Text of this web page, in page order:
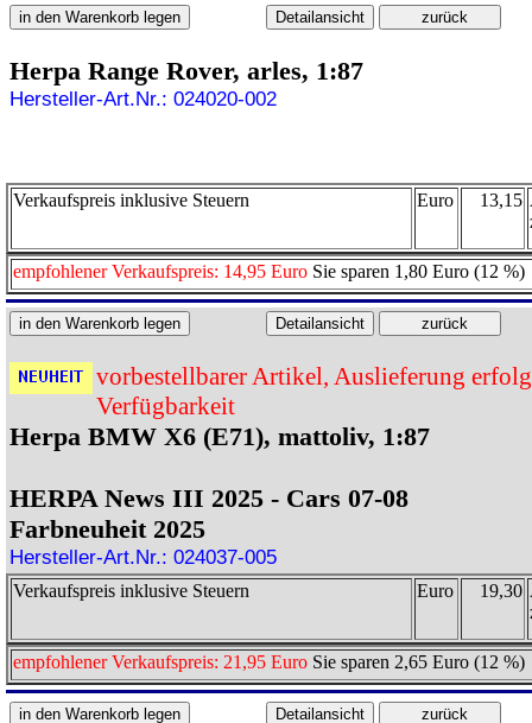
Herpa Range Rover, arles, 1:87
Hersteller-Art.Nr.: 024020-002
Verkaufspreis inklusive Steuern Euro 13,15
empfohlener Verkaufspreis: 14,95 Euro Sie sparen 1,80 Euro (12 %)
vorbestellbarer Artikel, Auslieferung
Verfügbarkeit
Herpa BMW X6 (E71), mattoliv, 1:87
HERPA News III 2025 - Cars 07-08
Farbneuheit 2025
Hersteller-Art.Nr.: 024037-005
Verkaufspreis inklusive Steuern Euro 19,30
empfohlener Verkaufspreis: 21,95 Euro Sie sparen 2,65 Euro (12 %)